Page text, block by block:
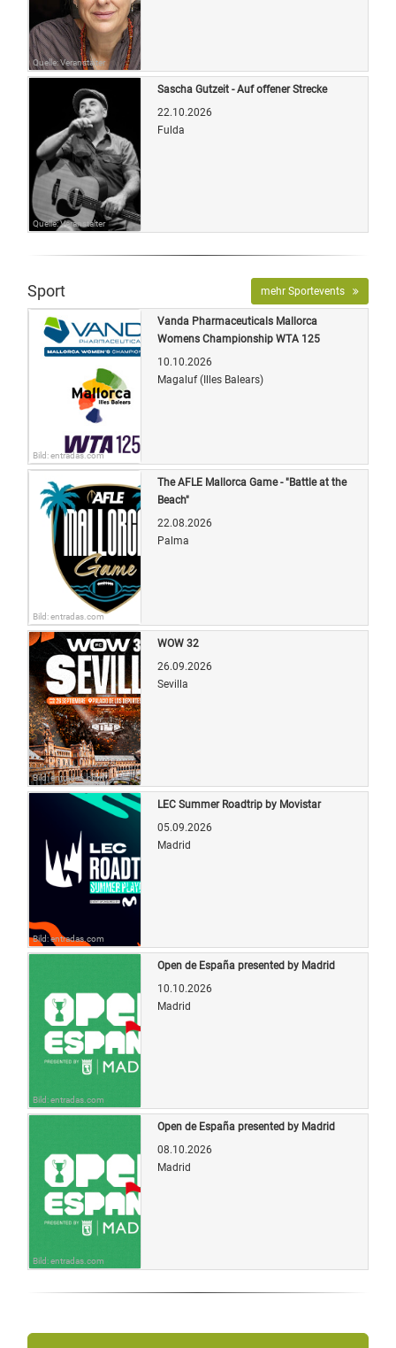
Quelle: Veranstalter
Quelle: Veranstalter
Sascha Gutzeit - Auf offener Strecke
22.10.2026
Fulda
Sport mehr Sportevents
Bild: entradas.com
Vanda Pharmaceuticals Mallorca
Womens Championship WTA 125
10.10.2026
Magaluf (Illes Balears)
Bild: entradas.com
The AFLE Mallorca Game - "Battle at the
Beach"
22.08.2026
Palma
Bild: entradas.com
WOW 32
26.09.2026
Sevilla
Bild: entradas.com
LEC Summer Roadtrip by Movistar
05.09.2026
Madrid
Bild: entradas.com
Open de España presented by Madrid
10.10.2026
Madrid
Bild: entradas.com
Open de España presented by Madrid
08.10.2026
Madrid